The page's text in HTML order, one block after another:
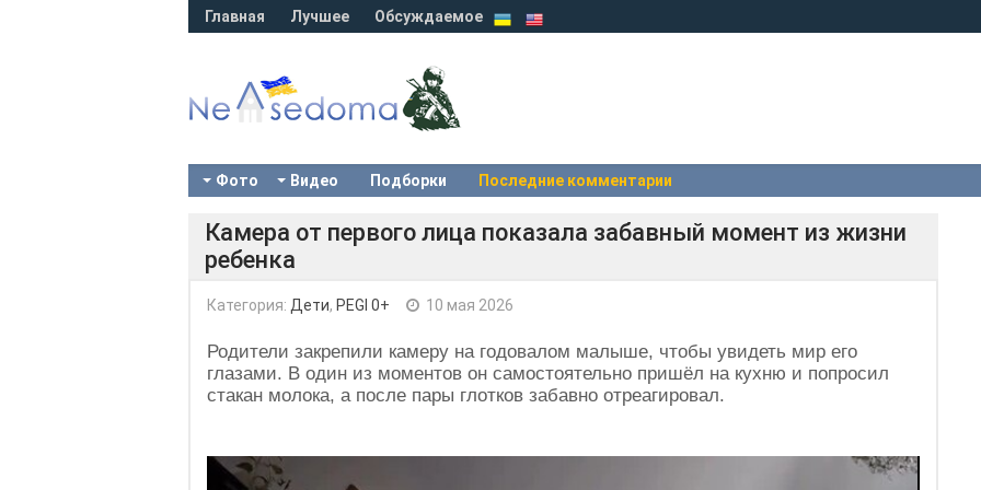
Главная Лучшее Обсуждаемое
Фото Видео Подборки Последние комментарии
Камера от первого лица показала забавный момент из жизни
ребенка
Категория: Дети, PEGI 0+ 10 мая 2026
Родители закрепили камеру на годовалом малыше, чтобы увидеть мир его
глазами. В один из моментов он самостоятельно пришёл на кухню и попросил
стакан молока, а после пары глотков забавно отреагировал.
Video